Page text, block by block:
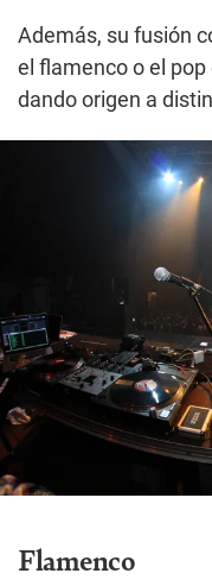
Además, su fusión
el flamenco o el
dando origen a
Flamenco